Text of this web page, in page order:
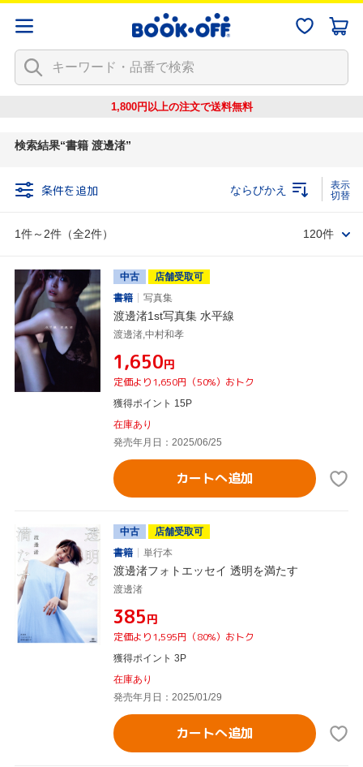
1,800円以上の注文で送料無料
検索結果 書籍 渡邊渚
条件を追加
1件～2件（全2件）
ならびかえ
120件
中古
店舗受取可
書籍
写真集
渡邊渚1st写真集 水平線
渡邊渚,中村和孝
¥1,650円
定価より1,650円（50%）おトク
獲得ポイント 15P
在庫あり
発売年月日：2025/06/25
カートへ追加
中古
店舗受取可
書籍
単行本
渡邊渚フォトエッセイ 透明を満たす
渡邊渚
¥385円
定価より1,595円（80%）おトク
獲得ポイント 3P
在庫あり
発売年月日：2025/01/29
カートへ追加